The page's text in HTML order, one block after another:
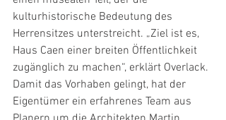
kulturhistorische Bedeutung des
Herrensitzes unterstreicht. „Ziel ist es,
Haus Caen einer breiten Öffentlichkeit
zugänglich zu machen“, erklärt Overlack.
Damit das Vorhaben gelingt, hat der
Eigentümer ein erfahrenes Team aus